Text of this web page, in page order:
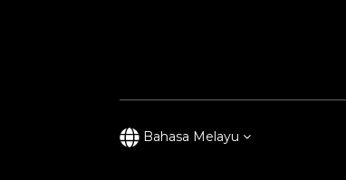
Bahasa Melayu